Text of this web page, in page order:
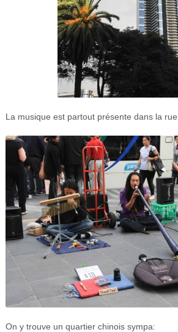
La musique est partout présente dans la
On y trouve un quartier chinois sympa: